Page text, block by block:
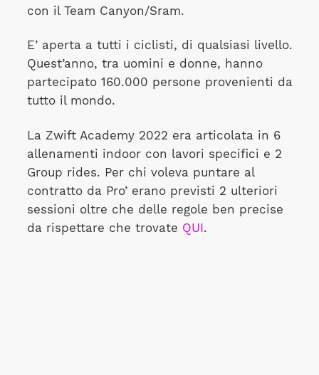
con il Team Canyon/Sram.
E’ aperta a tutti i ciclisti, di qualsiasi livello.
Quest’anno, tra uomini e donne, hanno
partecipato 160.000 persone provenienti da
tutto il mondo.
La Zwift Academy 2022 era articolata in 6
allenamenti indoor con lavori specifici e 2
Group rides. Per chi voleva puntare al
contratto da Pro’ erano previsti 2 ulteriori
sessioni oltre che delle regole ben precise
da rispettare che trovate QUI.